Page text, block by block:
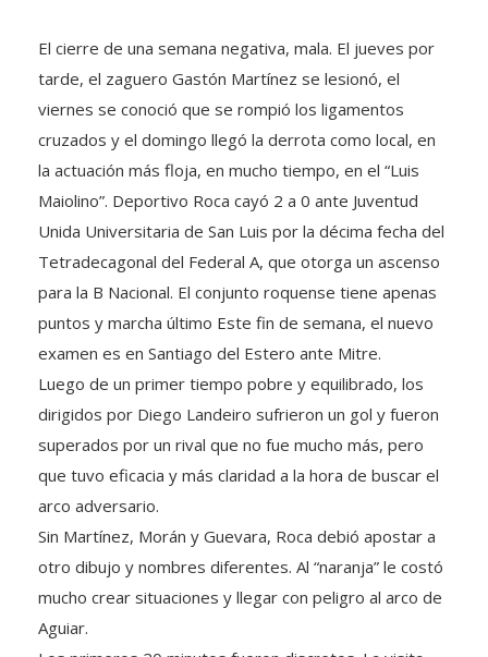
tarde, el zaguero Gastón Martínez se lesionó, el
viernes se conoció que se rompió los ligamentos
cruzados y el domingo llegó la derrota como local, en
la actuación más floja, en mucho tiempo, en el “Luis
Maiolino”. Deportivo Roca cayó 2 a 0 ante Juventud
Unida Universitaria de San Luis por la décima fecha del
Tetradecagonal del Federal A, que otorga un ascenso
para la B Nacional. El conjunto roquense tiene apenas
puntos y marcha último Este fin de semana, el nuevo
examen es en Santiago del Estero ante Mitre.
Luego de un primer tiempo pobre y equilibrado, los
dirigidos por Diego Landeiro sufrieron un gol y fueron
superados por un rival que no fue mucho más, pero
que tuvo eficacia y más claridad a la hora de buscar el
arco adversario.
Sin Martínez, Morán y Guevara, Roca debió apostar a
otro dibujo y nombres diferentes. Al “naranja” le costó
mucho crear situaciones y llegar con peligro al arco de
Aguiar.
Los primeros 20 minutos fueron discretos. La visita